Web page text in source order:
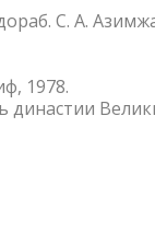
С. А.
1978.
династии